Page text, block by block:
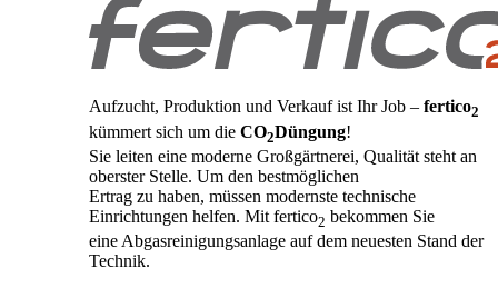
Aufzucht, Produktion und Verkauf ist Ihr Job – fertico2
kümmert sich um die CO2Düngung!
Sie leiten eine moderne Großgärtnerei, Qualität steht an
oberster Stelle. Um den bestmöglichen
Ertrag zu haben, müssen modernste technische
Einrichtungen helfen. Mit fertico2 bekommen Sie
eine Abgasreinigungsanlage auf dem neuesten Stand der
Technik.